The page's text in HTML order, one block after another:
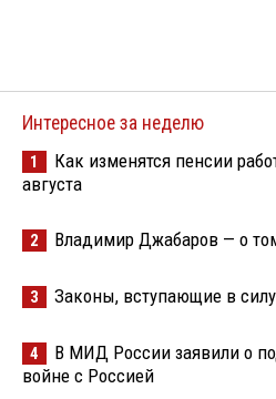
Интересное за неделю
1
Как изменятся пенсии
августа
2 Владимир Джабаров — о
3 Законы, вступающие в силу
4
В МИД России заявили о
войне с Россией